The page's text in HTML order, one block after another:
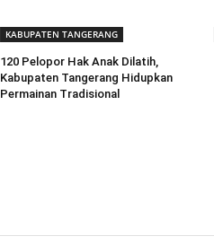
KABUPATEN TANGERANG
120 Pelopor Hak Anak Dilatih,
Kabupaten Tangerang Hidupkan
Permainan Tradisional